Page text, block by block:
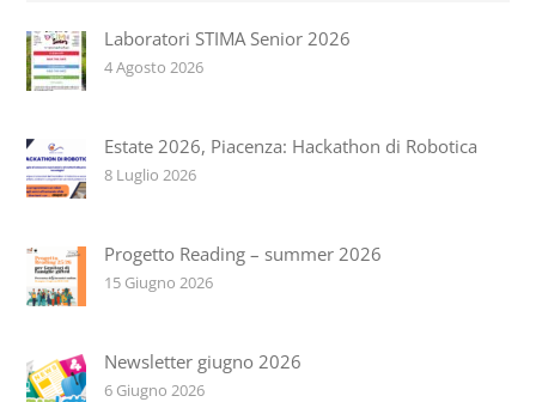
Laboratori STIMA Senior 2026
4 Agosto 2026
Estate 2026, Piacenza: Hackathon di Robotica
8 Luglio 2026
Progetto Reading – summer 2026
15 Giugno 2026
Newsletter giugno 2026
6 Giugno 2026